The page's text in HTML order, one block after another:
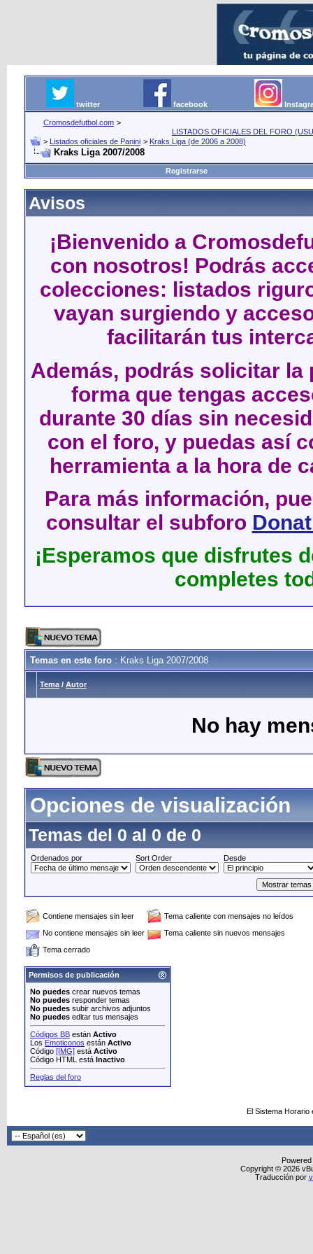
twitter facebook
Cromosdefutbol.com >
LISTADOS OFICIALES DEL FORO
> Listados oficiales de Panini > Kraks Liga (de 2006 a 2008)
Kraks Liga 2007/2008
Registrarse
Avisos
¡Bienvenido a
con nosotros! Podrás
colecciones: listados
vayan surgiendo y
facilitarán tus
Además, podrás solicitar
forma que tengas
durante 30 días sin
con el foro, y puedas así
herramienta a la hora de
Para más información,
consultar el subforo
¡Esperamos que disfrutes
completes
Temas en este foro : Kraks Liga 2007/2008
Tema / Autor
No hay
Opciones de visualización
Temas del 0 al 0 de 0
Ordenados por Sort Order Desde
Contiene mensajes sin leer
Tema caliente con mensajes no leídos
No contiene mensajes sin leer
Tema caliente sin nuevos mensajes
Tema cerrado
Permisos de publicación
No puedes crear nuevos temas
No puedes responder temas
No puedes subir archivos adjuntos
No puedes editar tus mensajes
Códigos BB están Activo
Los Emoticonos están Activo
Código [IMG] está Activo
Código HTML está Inactivo
Reglas del foro
El Sistema
Copyright © 2026
Traducción por